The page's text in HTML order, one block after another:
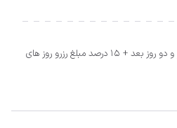
100 درصد مبلغ رزرو همان روز و دو روز بعد + 15 درصد مبلغ رزرو روز های